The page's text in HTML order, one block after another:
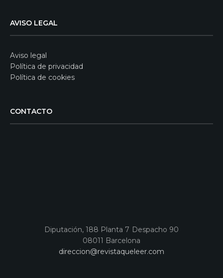
AVISO LEGAL
Aviso legal
Política de privacidad
Política de cookies
CONTACTO
Diputación, 188 Planta 7 Despacho 90
08011 Barcelona
direccion@revistaqueleer.com